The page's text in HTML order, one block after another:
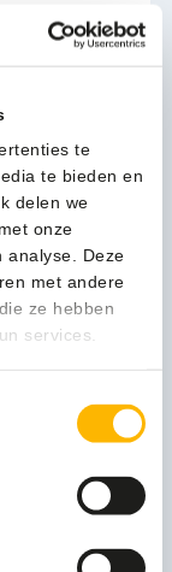
te
te bieden en
delen we
onze
analyse. Deze
met andere
ze hebben
services.
van 20
toiletpapier
zichtbaar